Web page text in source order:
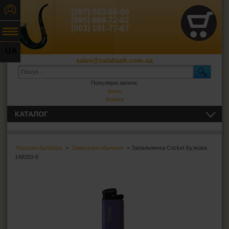
(097) 083-86-66
(095) 666-72-02
(063) 191-77-67
sales@calabash.com.ua
Популярні запити:
бонги
бланти
Магазин Калабаш > Зажигалки обычные > Запальничка Cricket Бузкова
148250-8
КАТАЛОГ
ЗАПАЛЬНИЧКИ